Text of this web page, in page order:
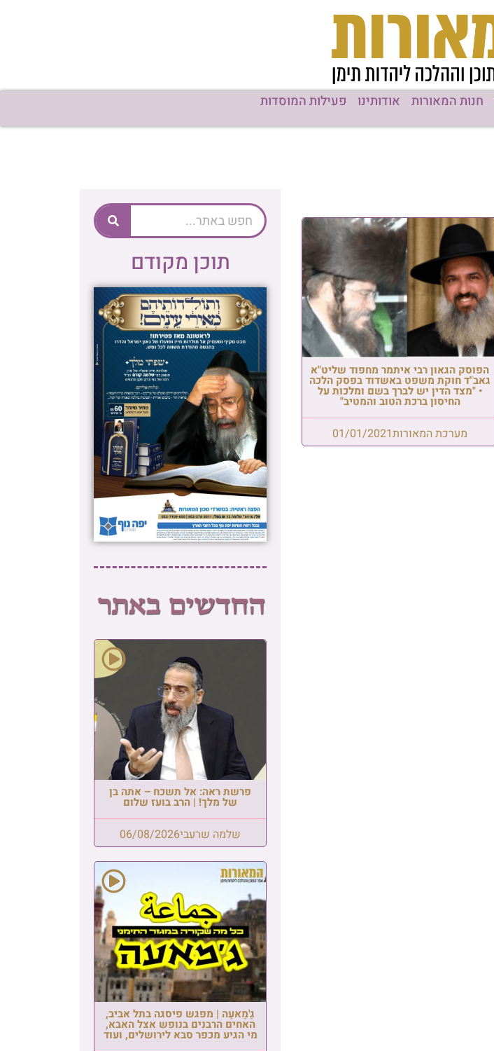
חנות המאורות אודותינו פעילות המוסדות
הפוסק הגאון רבי איתמר מחפוד שליט"א
גאב"ד חוקת משפט באשדוד בפסק הלכה
• "מצד הדין יש לברך בשם ומלכות על
החיסון ברכת הטוב והמטיב"
מערכת המאורות01/01/2021
תוכן מקודם
פרשת ראה: אל תשכח – אתה בן
של מלך! | הרב בועז שלום
שלמה שרעבי06/08/2026
גַ'מַאעַה | מפגש פיסגה בתל אביב,
האחים הרבנים בנופש אצל האבא,
מי הגיע מכפר סבא לירושלים, ועוד